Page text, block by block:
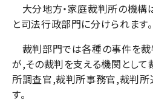
大分地方・家庭裁判所の機構
と司法行政部門に分けられます。
裁判部門では各種の事件を
が,その裁判を支える機関とし
所調査官,裁判所事務官,裁判所
す。